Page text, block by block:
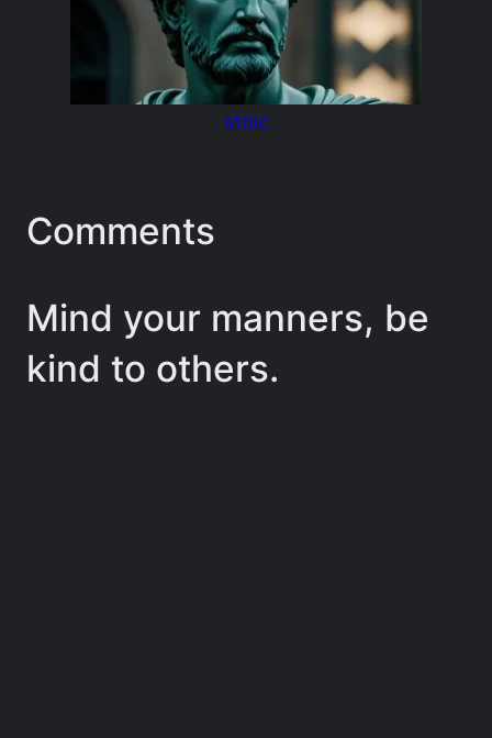
stoic
Comments
Mind your manners, be
kind to others.